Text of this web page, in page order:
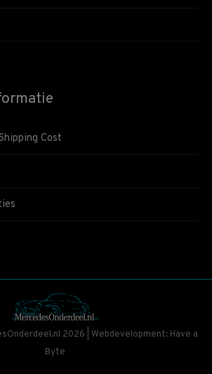
Cost
2026 | Webdevelopment: Have a
Byte